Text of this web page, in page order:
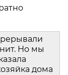
Но мы
дома